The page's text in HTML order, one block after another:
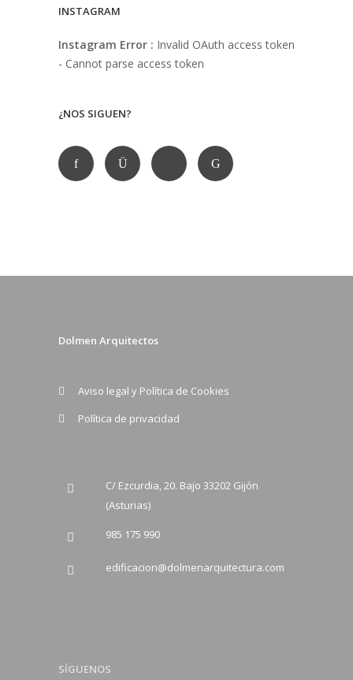
INSTAGRAM
Instagram Error : Invalid OAuth access token
- Cannot parse access token
¿NOS SIGUEN?
Dolmen Arquitectos
Aviso legal y Política de Cookies
Política de privacidad
C/ Ezcurdia, 20. Bajo 33202 Gijón
(Asturias)
985 175 990
edificacion@dolmenarquitectura.com
SÍGUENOS